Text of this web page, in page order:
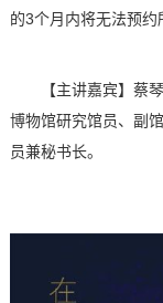
的3个月内将无法预约
【主讲嘉宾】蔡琴
博物馆研究馆员、副
员兼秘书长。